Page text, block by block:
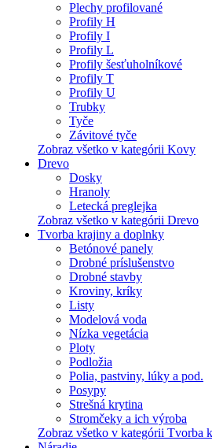
Plechy profilované
Profily H
Profily I
Profily L
Profily šesťuholníkové
Profily T
Profily U
Trubky
Tyče
Závitové tyče
Zobraz všetko v kategórii Kovy
Drevo
Dosky
Hranoly
Letecká preglejka
Zobraz všetko v kategórii Drevo
Tvorba krajiny a doplnky
Betónové panely
Drobné príslušenstvo
Drobné stavby
Kroviny, kríky
Listy
Modelová voda
Nízka vegetácia
Ploty
Podložia
Polia, pastviny, lúky a pod.
Posypy
Strešná krytina
Stromčeky a ich výroba
Zobraz všetko v kategórii Tvorba